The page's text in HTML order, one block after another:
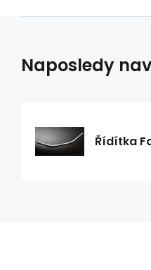
Naposledy
Řídítka